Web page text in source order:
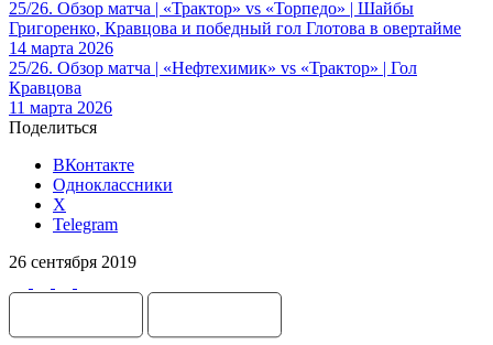
25/26. Обзор матча | «Трактор» vs «Торпедо» | Шайбы
Григоренко, Кравцова и победный гол Глотова в овертайме
14 марта 2026
25/26. Обзор матча | «Нефтехимик» vs «Трактор» | Гол
Кравцова
11 марта 2026
Поделиться
ВКонтакте
Одноклассники
X
Telegram
26 сентября 2019